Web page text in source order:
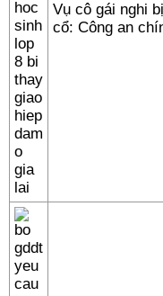
Vụ cô gái nghi
cổ: Công an